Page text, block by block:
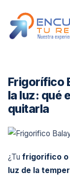
Frigorífico
la luz: qué
quitarla
¿Tu frigorifico o
luz de la